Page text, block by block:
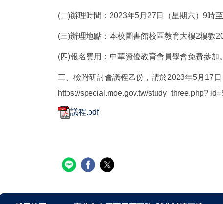
(二)辦理時間：2023年5月27日（星期六）9時至
(三)辦理地點：本校圖書館校區教育大樓2樓教
(四)報名費用：中華資優教育會員學會免費參加
三、檢附研討會議程乙份，請於2023年5月17
https://special.moe.gov.tw/study_three.php?
議程.pdf